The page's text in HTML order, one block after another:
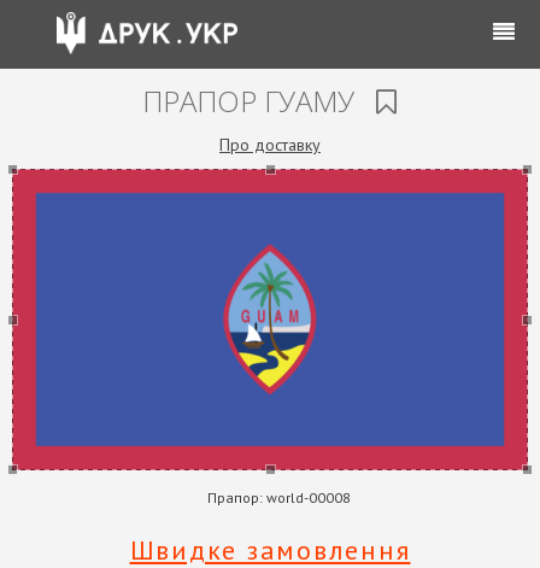
ПРАПОР ГУАМУ
Про доставку
Прапор: world-00008
Швидке замовлення